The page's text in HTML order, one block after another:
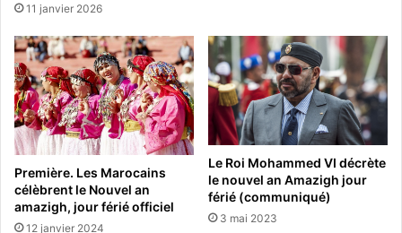
11 janvier 2026
Première. Les Marocains
célèbrent le Nouvel an
amazigh, jour férié officiel
12 janvier 2024
Le Roi Mohammed VI décrète
le nouvel an Amazigh jour
férié (communiqué)
3 mai 2023